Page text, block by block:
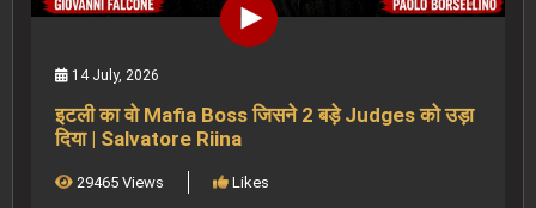
14 July, 2026
इटली का वो Mafia Boss जिसने 2 बड़े Judges को उड़ा
दिया | Salvatore Riina
29465 Views Likes